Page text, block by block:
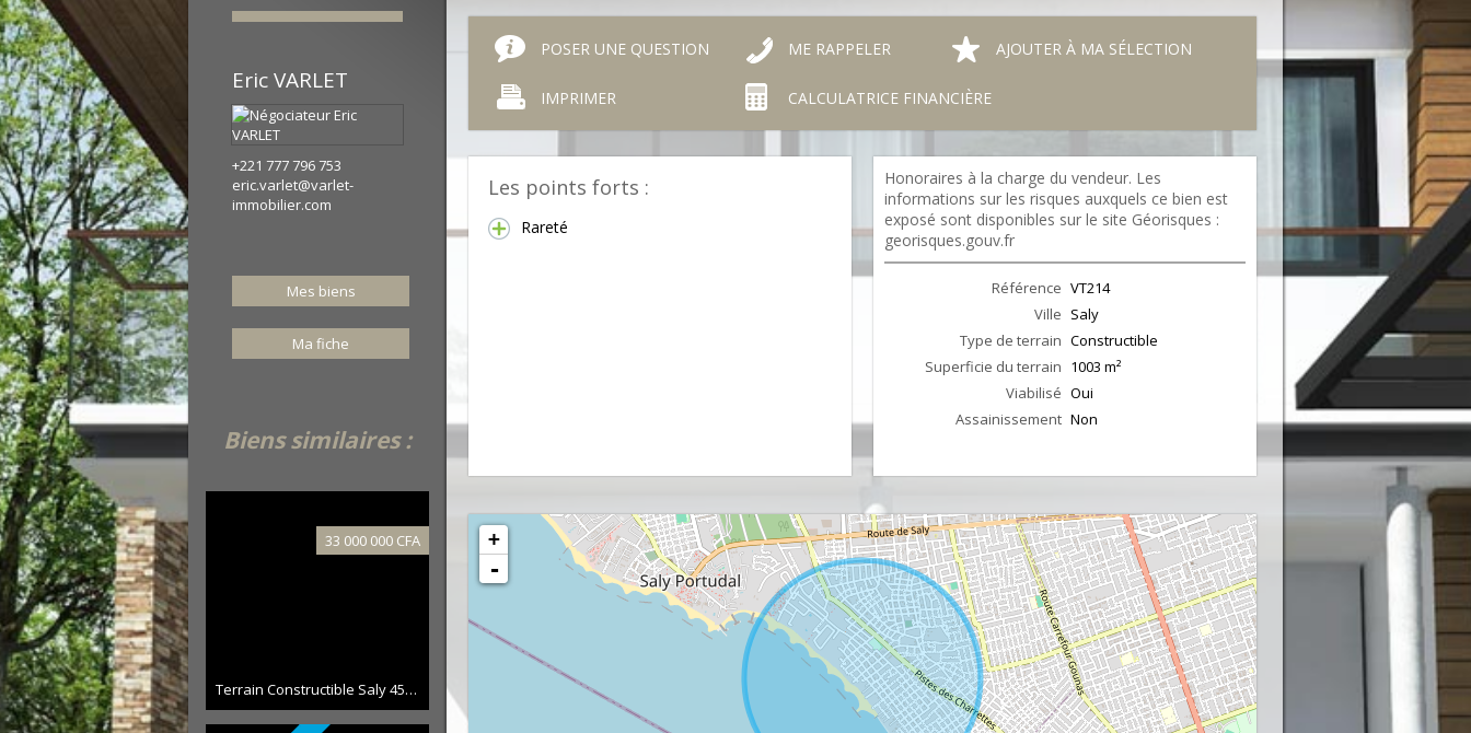
EricVARLET
+221 777 796 753
eric.varlet@varlet-
immobilier.com
Mes biens
Ma fiche
Biens similaires :
33 000 000 CFA
Terrain Constructible Saly 450 m²
POSER UNE QUESTION ME RAPPELER AJOUTER À MA SÉLECTION
IMPRIMER CALCULATRICE FINANCIÈRE
Les points forts :
Rareté
Honoraires à la charge du vendeur. Les
informations sur les risques auxquels ce bien est
exposé sont disponibles sur le site Géorisques :
georisques.gouv.fr
Référence VT214
Ville Saly
Type de terrain Constructible
Superficie du terrain 1003 m²
Viabilisé Oui
Assainissement Non
+
-